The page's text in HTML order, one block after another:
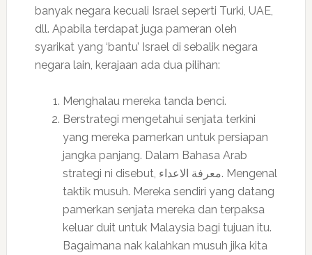
banyak negara kecuali Israel seperti Turki, UAE,
dll. Apabila terdapat juga pameran oleh
syarikat yang ‘bantu’ Israel di sebalik negara
negara lain, kerajaan ada dua pilihan:
Menghalau mereka tanda benci.
⁠Berstrategi mengetahui senjata terkini
yang mereka pamerkan untuk persiapan
jangka panjang. Dalam Bahasa Arab
strategi ni disebut, معرفة الاعداء. Mengenal
taktik musuh. Mereka sendiri yang datang
pamerkan senjata mereka dan terpaksa
keluar duit untuk Malaysia bagi tujuan itu.
Bagaimana nak kalahkan musuh jika kita